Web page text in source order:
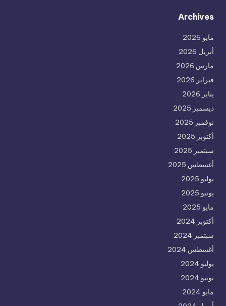
Archives
مايو 2026
أبريل 2026
مارس 2026
فبراير 2026
يناير 2026
ديسمبر 2025
نوفمبر 2025
أكتوبر 2025
سبتمبر 2025
أغسطس 2025
يوليو 2025
يونيو 2025
مايو 2025
أكتوبر 2024
سبتمبر 2024
أغسطس 2024
يوليو 2024
يونيو 2024
مايو 2024